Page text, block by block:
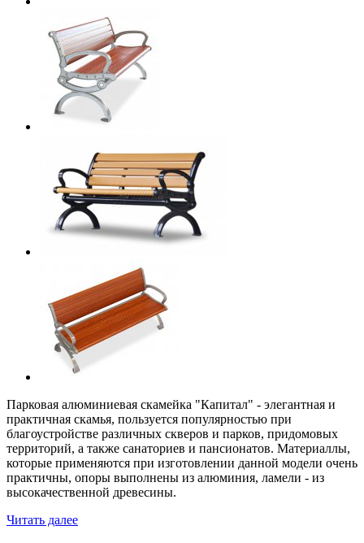
Парковая алюминиевая скамейка "Капитал" - элегантная и
практичная скамья, пользуется популярностью при
благоустройстве различных скверов и парков, придомовых
территорий, а также санаториев и пансионатов. Материаллы,
которые применяются при изготовлении данной модели очень
практичны, опоры выполнены из алюминия, ламели - из
высокачественной древесины.
Читать далее